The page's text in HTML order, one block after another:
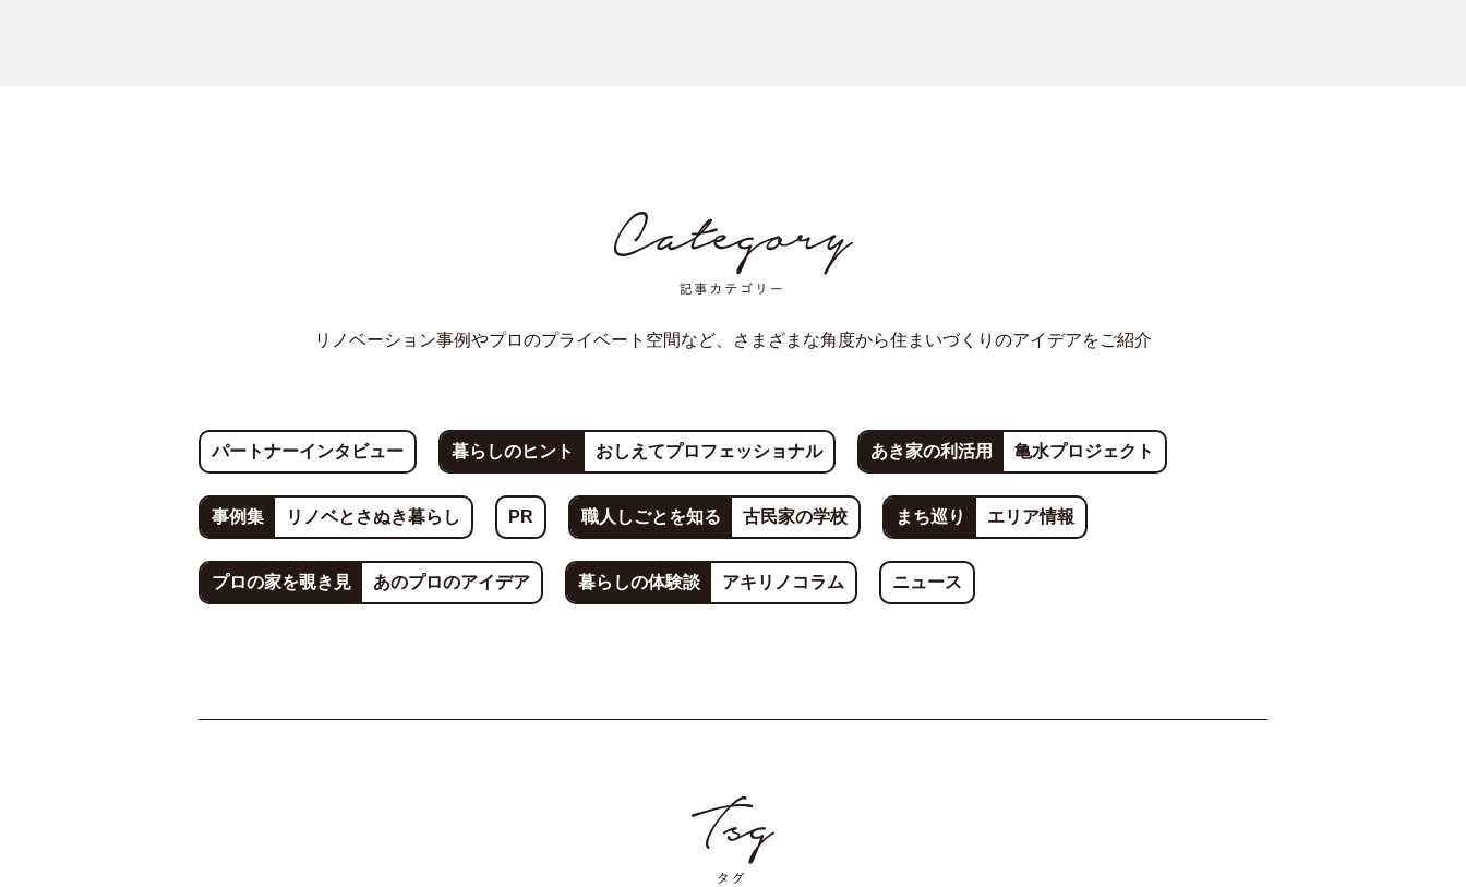
リノベーション事例やプロのプライベート空間など、さまざまな角度から住まいづくりのアイデアをご紹介
パートナーインタビュー 暮らしのヒント おしえてプロフェッショナル あき家の利活用 亀水プロジェクト
事例集 リノベとさぬき暮らし PR 職人しごとを知る 古民家の学校 まち巡り エリア情報
プロの家を覗き見 あのプロのアイデア 暮らしの体験談 アキリノコラム ニュース